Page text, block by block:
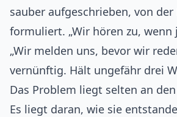
sauber aufgeschrieben, von
formuliert. „Wir hören zu,
„Wir melden uns, bevor wir
vernünftig. Hält ungefähr drei
Das Problem liegt selten an
Es liegt daran, wie sie